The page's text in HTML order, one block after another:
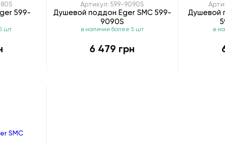
599-
шт
Артикул: 599-9090S
Душевой поддон Eger SMC 599-
9090S
в наличии более 5 шт
6 479 грн
Душевой
в